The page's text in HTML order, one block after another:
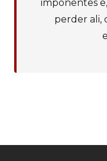
imponentes
perder ali,